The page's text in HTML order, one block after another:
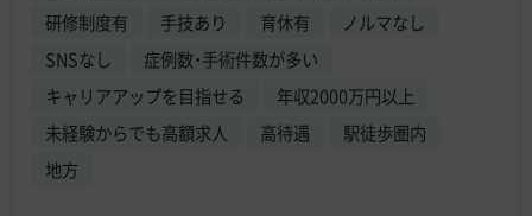
研修制度有
手技あり 育休有
ノルマなし
SNSなし
症例数・手術件数が多い
キャリアアップを目指せる
年収2000万円以上
未経験からでも高額求人
高待遇
駅徒歩圏内
地方